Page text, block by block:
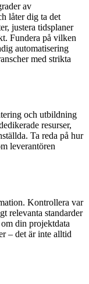
av
låter dig ta det
justera tidsplaner
Fundera på vilken
automatisering
med strikta
och utbildning
resurser,
Ta reda på hur
leverantören
Kontrollera var
relevanta standarder
din projektdata
– det är inte alltid